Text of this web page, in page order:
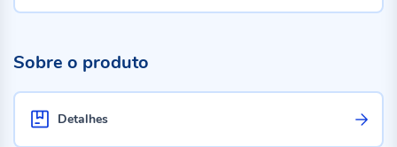
Sobre o produto
Detalhes